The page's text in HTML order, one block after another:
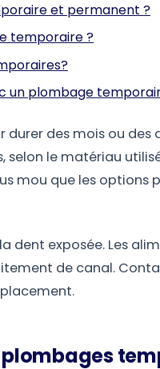
et permanent ?
temporaire ?
un plombage
des mois ou des
selon le matériau
mou que les options
dent exposée. Les
de canal.